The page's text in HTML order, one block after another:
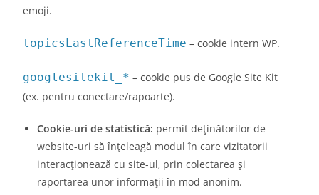
emoji.
topicsLastReferenceTime – cookie intern WP.
googlesitekit_* – cookie pus de Google Site Kit
(ex. pentru conectare/rapoarte).
Cookie-uri de statistică: permit deținătorilor de
website-uri să înţeleagă modul în care vizitatorii
interacţionează cu site-ul, prin colectarea și
raportarea unor informații în mod anonim.